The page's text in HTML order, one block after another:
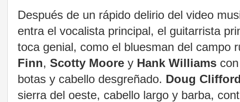
Después de un rápido delirio del video
entra el vocalista principal, el guitarrista
toca genial, como el bluesman del campo
Finn, Scotty Moore y Hank Williams
botas y cabello desgreñado. Doug Clifford
sierra del oeste, cabello largo y barba,